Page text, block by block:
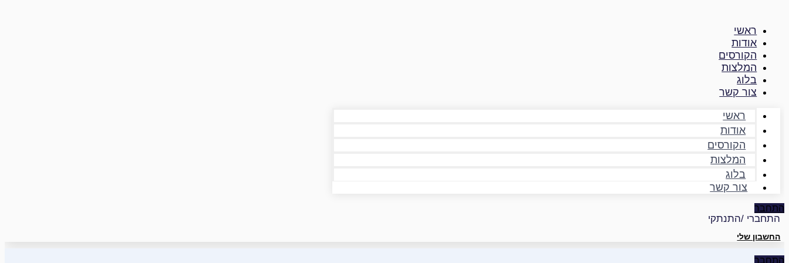
ראשי
אודות
הקורסים
המלצות
בלוג
צור קשר
ראשי
אודות
הקורסים
המלצות
בלוג
צור קשר
התחבר
התחברי /התנתקי
החשבון שלי
התחבר